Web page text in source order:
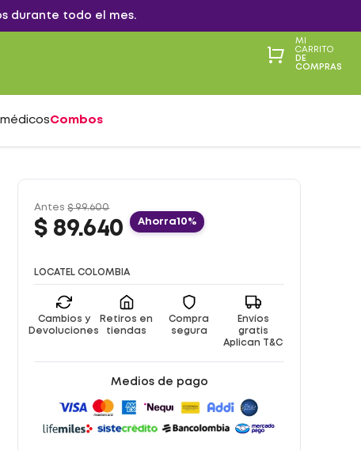
durante todo el mes.
MI
CARRITO
DE
COMPRAS
Combos
Antes$ 99.600
$ 89.640 Ahorra10%
LOCATEL COLOMBIA
Cambios y
Devoluciones
Retiros en
tiendas
Compra
segura
Envíos
gratis
Aplican T&C
Medios de pago